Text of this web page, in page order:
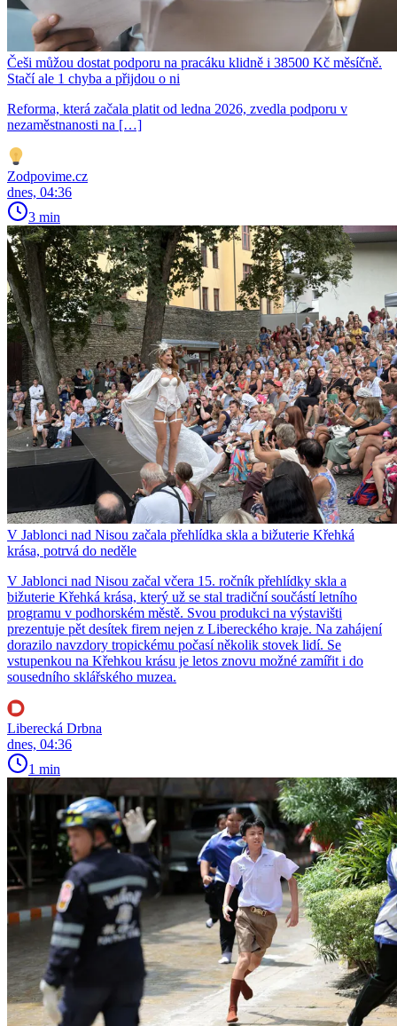
Češi můžou dostat podporu na pracáku klidně i 38500 Kč měsíčně.
Stačí ale 1 chyba a přijdou o ni
Reforma, která začala platit od ledna 2026, zvedla podporu v
nezaměstnanosti na […]
Zodpovime.cz
dnes, 04:36
3 min
V Jablonci nad Nisou začala přehlídka skla a bižuterie Křehká
krása, potrvá do neděle
V Jablonci nad Nisou začal včera 15. ročník přehlídky skla a
bižuterie Křehká krása, který už se stal tradiční součástí letního
programu v podhorském městě. Svou produkci na výstavišti
prezentuje pět desítek firem nejen z Libereckého kraje. Na zahájení
dorazilo navzdory tropickému počasí několik stovek lidí. Se
vstupenkou na Křehkou krásu je letos znovu možné zamířit i do
sousedního sklářského muzea.
Liberecká Drbna
dnes, 04:36
1 min